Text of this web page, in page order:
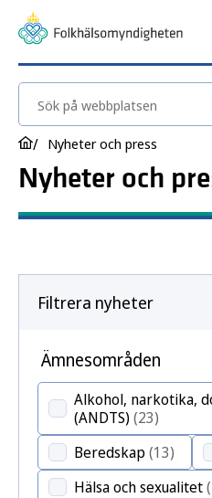
Sök på webbplatsen
Nyheter och press
Nyheter och
Filtrera nyheter
Ämnesområden
Alkohol, narkotika,
(ANDTS)(23)
Beredskap(13)
Hälsa och sexualitet